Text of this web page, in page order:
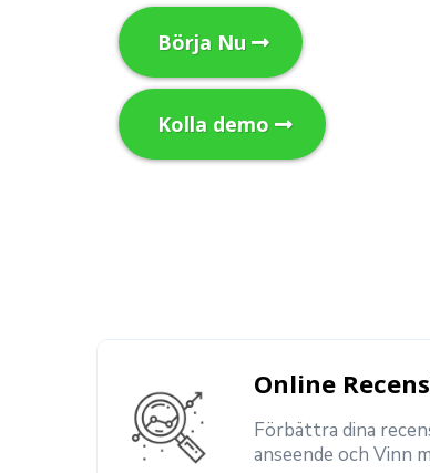
Börja Nu
Kolla demo
Online
Förbättra dina
anseende och Vinn